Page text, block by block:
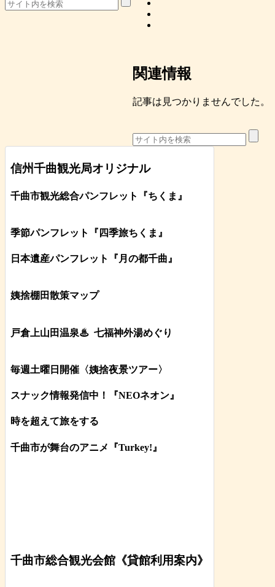
関連情報
記事は見つかりませんでした。
信州千曲観光局オリジナル
千曲市観光総合パンフレット 『ちくま 』
季節パンフレット『四季旅ちくま』
日本遺産パンフレット 『月の都千曲 』
姨捨棚田散策マップ
戸倉上山田温泉♨ 七福神外湯めぐり
毎週土曜日開催〈姨捨夜景ツアー〉
スナック情報発信中！『NEOネオン』
時を超えて旅をする
千曲市が舞台のアニメ『Turkey!』
千曲市総合観光会館《貸館利用案内》